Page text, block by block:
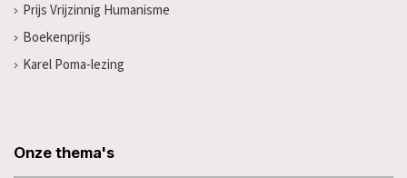
Prijs Vrijzinnig Humanisme
Boekenprijs
Karel Poma-lezing
Onze thema's